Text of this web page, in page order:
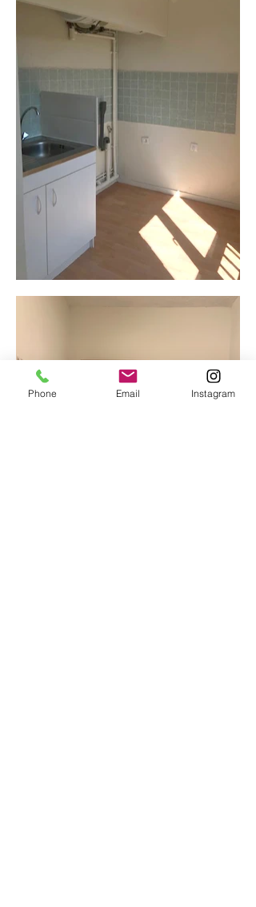
Phone Email Instagram